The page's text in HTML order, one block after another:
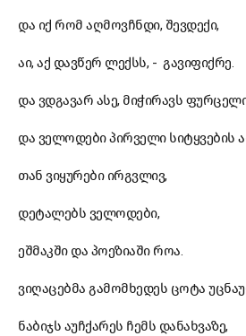
და იქ რომ აღმოვჩნდი, შევდექი,
აი, აქ დავწერ ლექსს, - გავიფიქრე.
და ვდგავარ ასე, მიჭირავს
და ველოდები პირველი სიტყვების
თან ვიყურები ირგვლივ,
დეტალებს ველოდები,
ეშმაკში და პოეზიაში როა.
ვიღაცებმა გამომხედეს ცოტა
ნაბიჯს აუჩქარეს ჩემს დანახვაზე,